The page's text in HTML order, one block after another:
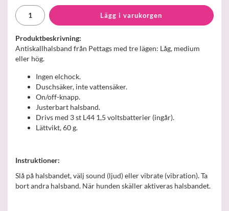
Lägg i varukorgen
Produktbeskrivning:
Antiskallhalsband från Pettags med tre lägen: Låg, medium
eller hög.
Ingen elchock.
Duschsäker, inte vattensäker.
On/off-knapp.
Justerbart halsband.
Drivs med 3 st L44 1,5 voltsbatterier (ingår).
Lättvikt, 60 g.
Instruktioner:
Slå på halsbandet, välj sound (ljud) eller vibrate (vibration). Ta
bort andra halsband. När hunden skäller aktiveras halsbandet.